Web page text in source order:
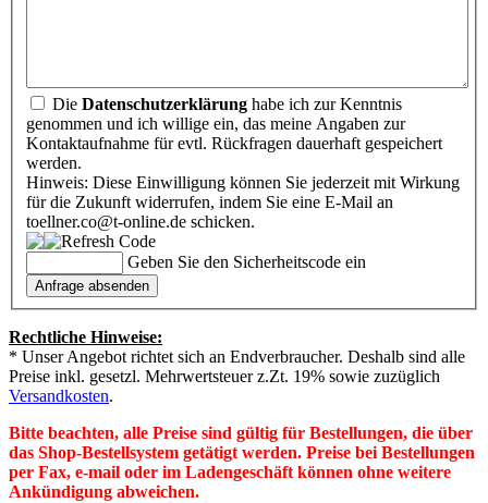
Die Datenschutzerklärung habe ich zur Kenntnis
genommen und ich willige ein, das meine Angaben zur
Kontaktaufnahme für evtl. Rückfragen dauerhaft gespeichert
werden.
Hinweis: Diese Einwilligung können Sie jederzeit mit Wirkung
für die Zukunft widerrufen, indem Sie eine E-Mail an
toellner.co@t-online.de schicken.
Geben Sie den Sicherheitscode ein
Rechtliche Hinweise:
* Unser Angebot richtet sich an Endverbraucher. Deshalb sind alle
Preise inkl. gesetzl. Mehrwertsteuer z.Zt. 19% sowie zuzüglich
Versandkosten.
Bitte beachten, alle Preise sind gültig für Bestellungen, die über
das Shop-Bestellsystem getätigt werden. Preise bei Bestellungen
per Fax, e-mail oder im Ladengeschäft können ohne weitere
Ankündigung abweichen.